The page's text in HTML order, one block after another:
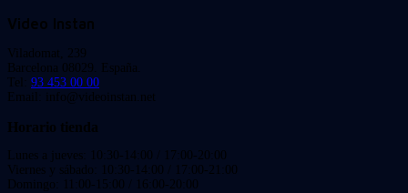
Video Instan
Viladomat, 239
Barcelona 08029. España.
Tel: 93 453 00 00
Email: info@videoinstan.net
Horario tienda
Lunes a jueves: 10:30-14:00 / 17:00-20:00
Viernes y sábado: 10:30-14:00 / 17:00-21:00
Domingo: 11:00-15:00 / 16:00-20:00